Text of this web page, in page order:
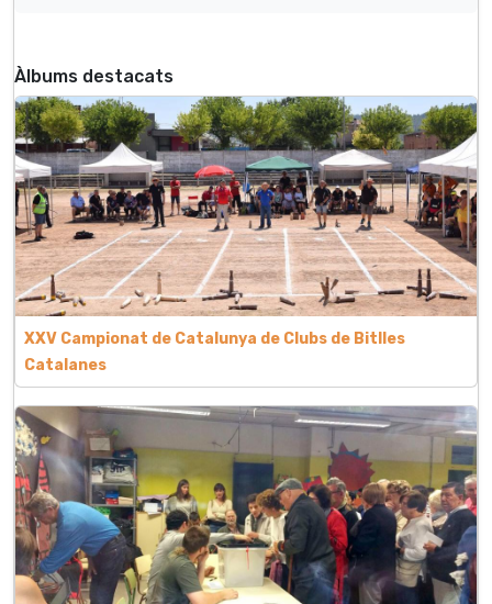
Àlbums destacats
XXV Campionat de Catalunya de Clubs de Bitlles
Catalanes